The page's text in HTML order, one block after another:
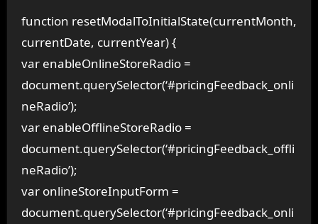
function resetModalToInitialState(currentMonth,
currentDate, currentYear) {
var enableOnlineStoreRadio =
document.querySelector(‘#pricingFeedback_onli
neRadio’);
var enableOfflineStoreRadio =
document.querySelector(‘#pricingFeedback_offli
neRadio’);
var onlineStoreInputForm =
document.querySelector(‘#pricingFeedback_onli